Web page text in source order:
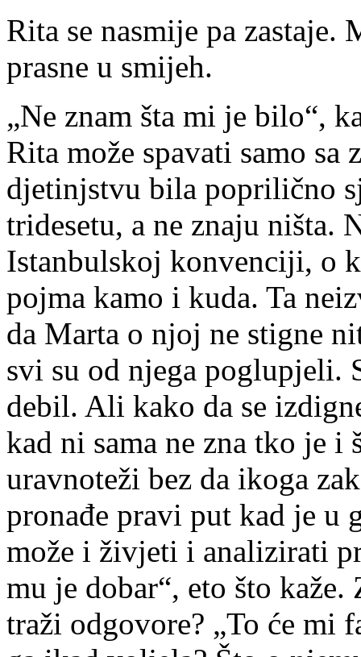
Rita se nasmije pa zastaje.
prasne u smijeh.
„Ne znam šta mi je bilo“,
Rita može spavati samo
djetinjstvu bila poprilično
tridesetu, a ne znaju ništa.
Istanbulskoj konvenciji, o
pojma kamo i kuda. Ta
da Marta o njoj ne stigne
svi su od njega poglupjeli.
debil. Ali kako da se
kad ni sama ne zna tko je i
uravnoteži bez da ikoga
pronađe pravi put kad je u
može i živjeti i analizirati
mu je dobar“, eto što
traži odgovore? „To će